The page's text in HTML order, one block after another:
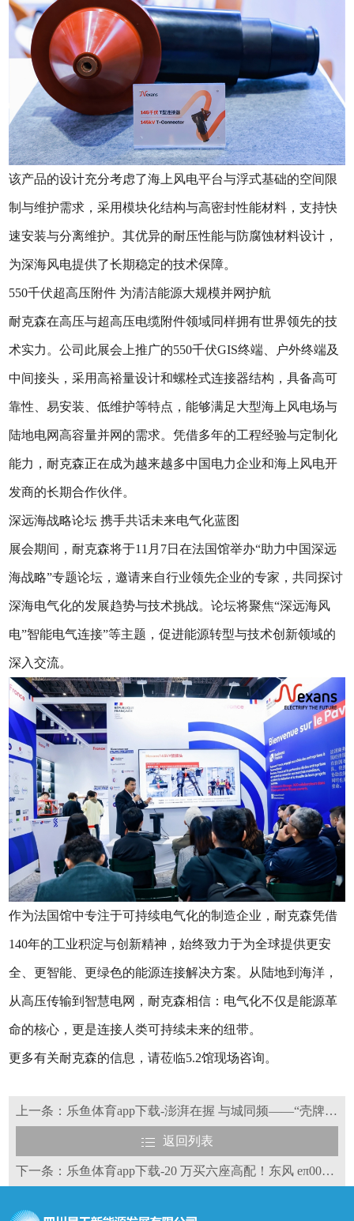
该产品的设计充分考虑了海上风电平台与浮式基础的空间限
制与维护需求，采用模块化结构与高密封性能材料，支持快
速安装与分离维护。其优异的耐压性能与防腐蚀材料设计，
为深海风电提供了长期稳定的技术保障。
550千伏超高压附件 为清洁能源大规模并网护航
耐克森在高压与超高压电缆附件领域同样拥有世界领先的技
术实力。公司此展会上推广的550千伏GIS终端、户外终端及
中间接头，采用高裕量设计和螺栓式连接器结构，具备高可
靠性、易安装、低维护等特点，能够满足大型海上风电场与
陆地电网高容量并网的需求。凭借多年的工程经验与定制化
能力，耐克森正在成为越来越多中国电力企业和海上风电开
发商的长期合作伙伴。
深远海战略论坛 携手共话未来电气化蓝图
展会期间，耐克森将于11月7日在法国馆举办“助力中国深远
海战略”专题论坛，邀请来自行业领先企业的专家，共同探讨
深海电气化的发展趋势与技术挑战。论坛将聚焦“深远海风
电”智能电气连接”等主题，促进能源转型与技术创新领域的
深入交流。
作为法国馆中专注于可持续电气化的制造企业，耐克森凭借
140年的工业积淀与创新精神，始终致力于为全球提供更安
全、更智能、更绿色的能源连接解决方案。从陆地到海洋，
从高压传输到智慧电网，耐克森相信：电气化不仅是能源革
命的核心，更是连接人类可持续未来的纽带。
更多有关耐克森的信息，请莅临5.2馆现场咨询。
上一条：乐鱼体育app下载-澎湃在握 与城同频——“壳牌×法拉利合作75周年”与西安能量共振
返回列表
下一条：乐鱼体育app下载-20 万买六座高配！东风 eπ008 新能源 SUV，实用配置无溢价超划算